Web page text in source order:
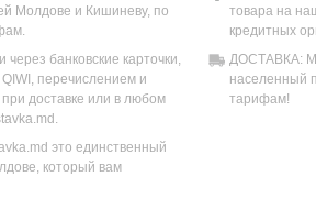
Молдове и Кишиневу, по
банковские карточки,
перечислением и
доставке или в любом
это единственный
который вам
товара на
кредитных
ДОСТАВКА:
населенный
тарифам!